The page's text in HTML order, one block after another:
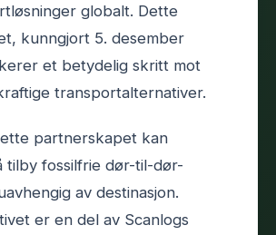
globalt. Dette
kunngjort 5. desember
et betydelig skritt mot
transportalternativer.
partnerskapet kan
tilby fossilfrie dør-til-dør-
av destinasjon.
er en del av Scanlogs